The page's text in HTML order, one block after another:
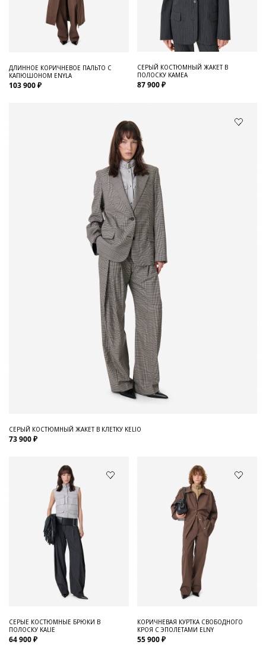
ДЛИННОЕ КОРИЧНЕВОЕ ПАЛЬТО С
КАПЮШОНОМ ENYLA
103 900 ₽
СЕРЫЙ КОСТЮМНЫЙ ЖАКЕТ В
ПОЛОСКУ KAMEA
87 900 ₽
СЕРЫЙ КОСТЮМНЫЙ ЖАКЕТ В КЛЕТКУ KELIO
73 900 ₽
СЕРЫЕ КОСТЮМНЫЕ БРЮКИ В
ПОЛОСКУ KALIE
64 900 ₽
КОРИЧНЕВАЯ КУРТКА СВОБОДНОГО
КРОЯ С ЭПОЛЕТАМИ ELNY
55 900 ₽